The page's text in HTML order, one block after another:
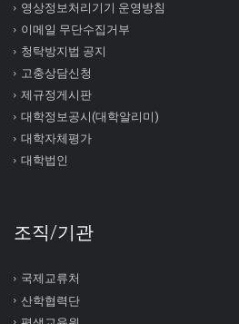
영상정보처리기기 운영방침
이메일 무단수집거부
청탁방지법 공지
고충상담신청
제규정게시판
대학정보공시(대학알리미)
대학자체평가
대학법인
조직/기관
국제교류처
산학협력단